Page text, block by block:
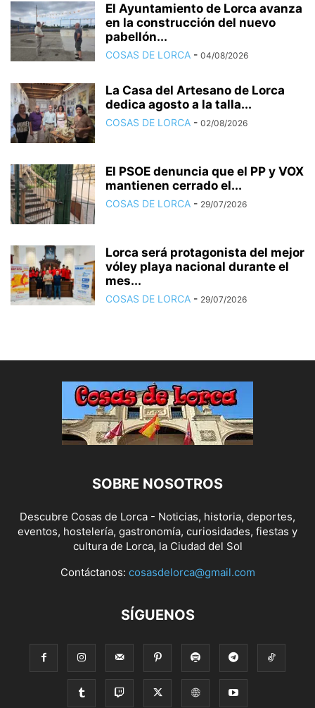
El Ayuntamiento de Lorca avanza
en la construcción del nuevo
pabellón...
COSAS DE LORCA - 04/08/2026
La Casa del Artesano de Lorca
dedica agosto a la talla...
COSAS DE LORCA - 02/08/2026
El PSOE denuncia que el PP y VOX
mantienen cerrado el...
COSAS DE LORCA - 29/07/2026
Lorca será protagonista del mejor
vóley playa nacional durante el
mes...
COSAS DE LORCA - 29/07/2026
SOBRE NOSOTROS
Descubre Cosas de Lorca - Noticias, historia, deportes,
eventos, hostelería, gastronomía, curiosidades, fiestas y
cultura de Lorca, la Ciudad del Sol
Contáctanos: cosasdelorca@gmail.com
SÍGUENOS